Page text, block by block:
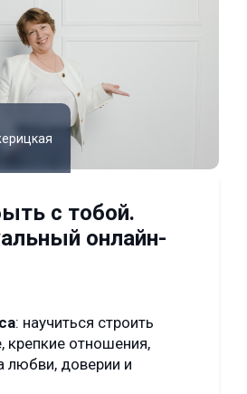
с тобой.
онлайн-
: научиться строить
крепкие отношения,
любви, доверии и